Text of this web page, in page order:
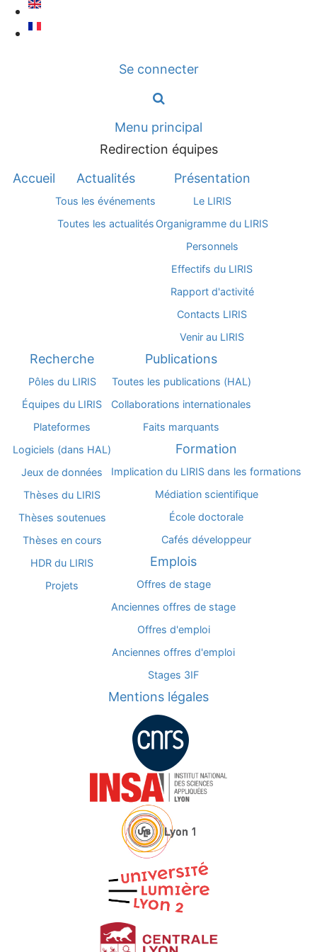
principal
Se connecter
Menu principal
Redirection équipes
Accueil
Actualités
Tous les événements
Toutes les actualités
Présentation
Le LIRIS
Organigramme du LIRIS
Personnels
Effectifs du LIRIS
Rapport d'activité
Contacts LIRIS
Venir au LIRIS
Recherche
Pôles du LIRIS
Équipes du LIRIS
Plateformes
Logiciels (dans HAL)
Jeux de données
Thèses du LIRIS
Thèses soutenues
Thèses en cours
HDR du LIRIS
Projets
Publications
Toutes les publications (HAL)
Collaborations internationales
Faits marquants
Formation
Implication du LIRIS dans les formations
Médiation scientifique
École doctorale
Cafés développeur
Emplois
Offres de stage
Anciennes offres de stage
Offres d'emploi
Anciennes offres d'emploi
Stages 3IF
Mentions légales